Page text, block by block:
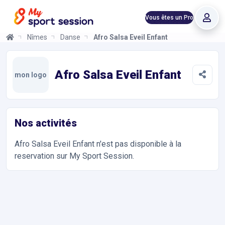
Vous êtes un Pro
Nîmes Danse Afro Salsa Eveil Enfant
mon logo Afro Salsa Eveil Enfant
Nos activités
Afro Salsa Eveil Enfant n'est pas disponible à la
reservation sur My Sport Session.